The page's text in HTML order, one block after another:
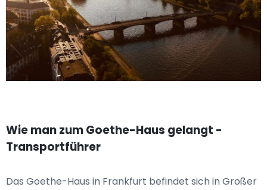
Wie man zum Goethe-Haus gelangt -
Transportführer
Das Goethe-Haus in Frankfurt befindet sich in Großer